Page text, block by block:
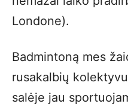
Londone).
Badmintoną mes
rusakalbių
salėje jau